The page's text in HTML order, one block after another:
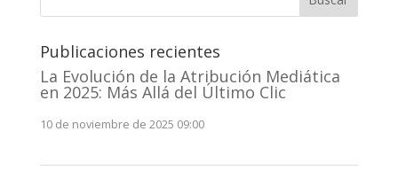
Publicaciones recientes
La Evolución de la Atribución Mediática
en 2025: Más Allá del Último Clic
10 de noviembre de 2025 09:00